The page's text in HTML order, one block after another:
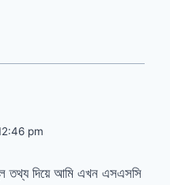
pm
তথ্য দিয়ে আমি এখন এসএসসি